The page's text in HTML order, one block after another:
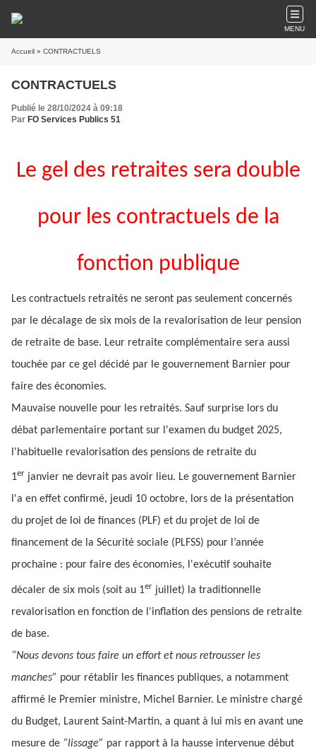
MENU
Accueil » CONTRACTUELS
CONTRACTUELS
Publié le 28/10/2024 à 09:18
Par FO Services Publics 51
Le gel des retraites sera double
pour les contractuels de la
fonction publique
Les contractuels retraités ne seront pas seulement concernés
par le décalage de six mois de la revalorisation de leur pension
de retraite de base. Leur retraite complémentaire sera aussi
touchée par ce gel décidé par le gouvernement Barnier pour
faire des économies.
Mauvaise nouvelle pour les retraités. Sauf surprise lors du
débat parlementaire portant sur l'examen du budget 2025,
l'habituelle revalorisation des pensions de retraite du
1er janvier ne devrait pas avoir lieu. Le gouvernement Barnier
l'a en effet confirmé, jeudi 10 octobre, lors de la présentation
du projet de loi de finances (PLF) et du projet de loi de
financement de la Sécurité sociale (PLFSS) pour l’année
prochaine : pour faire des économies, l'exécutif souhaite
décaler de six mois (soit au 1er juillet) la traditionnelle
revalorisation en fonction de l'inflation des pensions de retraite
de base.
“Nous devons tous faire un effort et nous retrousser les
manches” pour rétablir les finances publiques, a notamment
affirmé le Premier ministre, Michel Barnier. Le ministre chargé
du Budget, Laurent Saint-Martin, a quant à lui mis en avant une
mesure de “lissage” par rapport à la hausse intervenue début